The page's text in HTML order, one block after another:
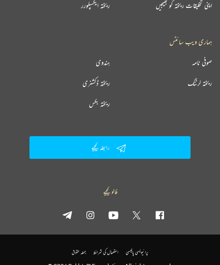
اپنی تخلیقات ریختہ کو بھیجیں ریختہ ایکسپلورر
ہماری ویب سائٹس
ہندوی صوفی نامہ
ریختہ ڈکشنری ریختہ لرننگ
ریختہ بکس
رابطہ کیجیے
فالو کیجیے
پرائیویسی پالیسی استعمال کی شرائط جملہ حقوق